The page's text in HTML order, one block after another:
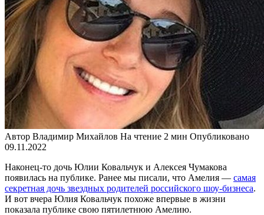
Автор Владимир Михайлов На чтение 2 мин Опубликовано
09.11.2022
Наконец-то дочь Юлии Ковальчук и Алексея Чумакова
появилась на публике. Ранее мы писали, что Амелия — самая
секретная дочь звездных родителей российского шоу-бизнеса.
И вот вчера Юлия Ковальчук похоже впервые в жизни
показала публике свою пятилетнюю Амелию.